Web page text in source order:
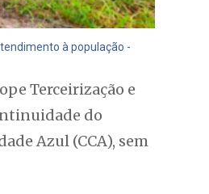
à população -
Terceirização e
do
Azul (CCA), sem